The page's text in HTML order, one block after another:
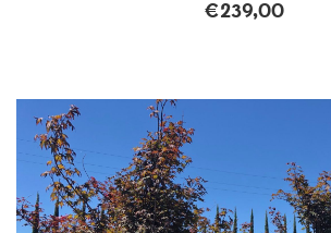
€239,00